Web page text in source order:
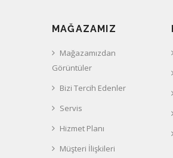
MAĞAZAMIZ
Mağazamızdan
Görüntüler
Bizi Tercih Edenler
Servis
Hizmet Planı
Müşteri İlişkileri